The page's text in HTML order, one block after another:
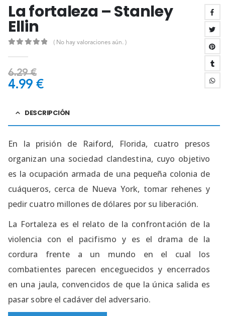
La fortaleza – Stanley
Ellin
( No hay valoraciones aún. )
6.29€
4.99 €
DESCRIPCIÓN
En la prisión de Raiford, Florida, cuatro presos
organizan una sociedad clandestina, cuyo objetivo
es la ocupación armada de una pequeña colonia de
cuáqueros, cerca de Nueva York, tomar rehenes y
pedir cuatro millones de dólares por su liberación.
La Fortaleza es el relato de la confrontación de la
violencia con el pacifismo y es el drama de la
cordura frente a un mundo en el cual los
combatientes parecen enceguecidos y encerrados
en una jaula, convencidos de que la única salida es
pasar sobre el cadáver del adversario.